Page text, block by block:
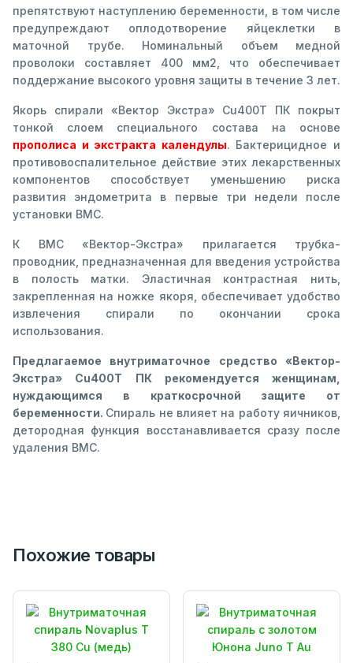
препятствуют наступлению беременности, в том числе
предупреждают оплодотворение яйцеклетки в
маточной трубе. Номинальный объем медной
проволоки составляет 400 мм2, что обеспечивает
поддержание высокого уровня защиты в течение 3 лет.
Якорь спирали «Вектор Экстра» Cu400T ПК покрыт
тонкой слоем специального состава на основе
прополиса и экстракта календулы. Бактерицидное и
противовоспалительное действие этих лекарственных
компонентов способствует уменьшению риска
развития эндометрита в первые три недели после
установки ВМС.
К ВМС «Вектор-Экстра» прилагается трубка-
проводник, предназначенная для введения устройства
в полость матки. Эластичная контрастная нить,
закрепленная на ножке якоря, обеспечивает удобство
извлечения спирали по окончании срока
использования.
Предлагаемое внутриматочное средство «Вектор-
Экстра» Cu400T ПК рекомендуется женщинам,
нуждающимся в краткосрочной защите от
беременности. Спираль не влияет на работу яичников,
детородная функция восстанавливается сразу после
удаления ВМС.
Похожие товары